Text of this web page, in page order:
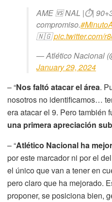
AME 🆚 NAL |⏱️|
compromiso.
🇳🇬pic.twitter.com/
— Atlético Nacional
January 29, 2024
– “Nos faltó atacar el área.
nosotros no identificamos…
era atacar el 9. Pero también
una primera apreciación
– “Atlético Nacional ha
por este marcador ni por el
el único que van a tener en
pero claro que ha mejorado.
proponer, se posiciona bien,